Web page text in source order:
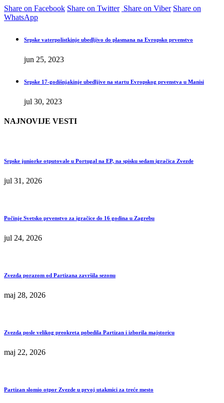
Share on Facebook Share on Twitter Share on Viber Share on
WhatsApp
Srpske vaterpolistkinje ubedljivo do plasmana na Evropsko prvenstvo
jun 25, 2023
Srpske 17-godišnjakinje ubedljive na startu Evropskog prvenstva u Manisi
jul 30, 2023
NAJNOVIJE VESTI
Srpske juniorke otputovale u Portugal na EP, na spisku sedam igračica Zvezde
jul 31, 2026
Počinje Svetsko prvenstvo za igračice do 16 godina u Zagrebu
jul 24, 2026
Zvezda porazom od Partizana završila sezonu
maj 28, 2026
Zvezda posle velikog preokreta pobedila Partizan i izborila majstoricu
maj 22, 2026
Partizan slomio otpor Zvezde u prvoj utakmici za treće mesto